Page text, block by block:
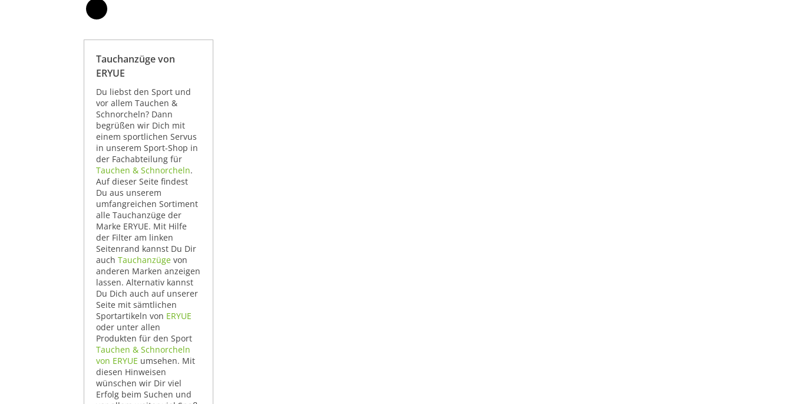
Tauchanzüge von
ERYUE
Du liebst den Sport und
vor allem Tauchen &
Schnorcheln? Dann
begrüßen wir Dich mit
einem sportlichen Servus
in unserem Sport-Shop in
der Fachabteilung für
Tauchen & Schnorcheln.
Auf dieser Seite findest
Du aus unserem
umfangreichen Sortiment
alle Tauchanzüge der
Marke ERYUE. Mit Hilfe
der Filter am linken
Seitenrand kannst Du Dir
auch Tauchanzüge von
anderen Marken anzeigen
lassen. Alternativ kannst
Du Dich auch auf unserer
Seite mit sämtlichen
Sportartikeln von ERYUE
oder unter allen
Produkten für den Sport
Tauchen & Schnorcheln
von ERYUE umsehen. Mit
diesen Hinweisen
wünschen wir Dir viel
Erfolg beim Suchen und